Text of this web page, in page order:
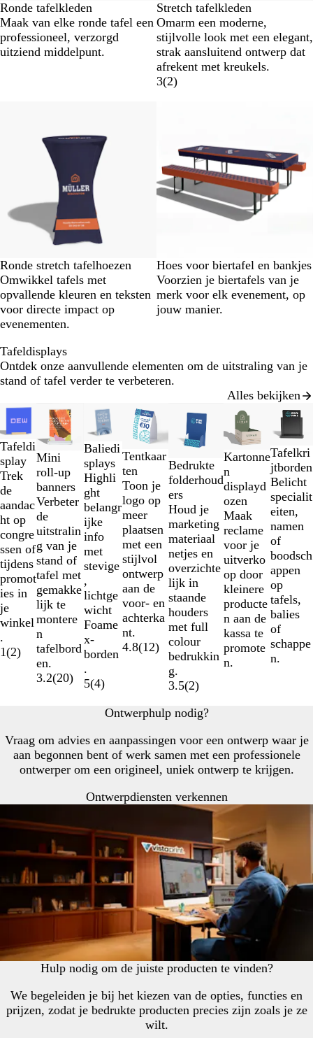
Ronde tafelkleden
Maak van elke ronde tafel een
professioneel, verzorgd
uitziend middelpunt.
Stretch tafelkleden
Omarm een moderne,
stijlvolle look met een elegant,
strak aansluitend ontwerp dat
afrekent met kreukels.
3(2)
Ronde stretch tafelhoezen
Omwikkel tafels met
opvallende kleuren en teksten
voor directe impact op
evenementen.
Hoes voor biertafel en bankjes
Voorzien je biertafels van je
merk voor elk evenement, op
jouw manier.
Tafeldisplays
Ontdek onze aanvullende elementen om de uitstraling van je
stand of tafel verder te verbeteren.
Alles bekijken
Tafeldi
splay
Trek
de
aandac
ht op
congre
ssen of
tijdens
promot
ies in
je
winkel
.
1(2)
Mini
roll-up
banners
Verbeter
de
uitstralin
g van je
stand of
tafel met
gemakke
lijk te
montere
n
tafelbord
en.
3.2(20)
Baliedi
splays
Highli
ght
belangr
ijke
info
met
stevige
,
lichtge
wicht
Foame
x-
borden
.
5(4)
Tentkaar
ten
Toon je
logo op
meer
plaatsen
met een
stijlvol
ontwerp
aan de
voor- en
achterka
nt.
4.8(12)
Nieuwe opties
Bedrukte
folderhoud
ers
Houd je
marketing
materiaal
netjes en
overzichte
lijk in
staande
houders
met full
colour
bedrukkin
g.
3.5(2)
Kartonne
n
displayd
ozen
Maak
reclame
voor je
uitverko
op door
kleinere
producte
n aan de
kassa te
promote
n.
Tafelkri
jtborden
Belicht
specialit
eiten,
namen
of
boodsch
appen
op
tafels,
balies
of
schappe
n.
Dia's
t/m
2
van
7
Ontwerphulp nodig?
Vraag om advies en aanpassingen voor een ontwerp waar je
aan begonnen bent of werk samen met een professionele
ontwerper om een origineel, uniek ontwerp te krijgen.
Ontwerpdiensten verkennen
Hulp nodig om de juiste producten te vinden?
We begeleiden je bij het kiezen van de opties, functies en
prijzen, zodat je bedrukte producten precies zijn zoals je ze
wilt.